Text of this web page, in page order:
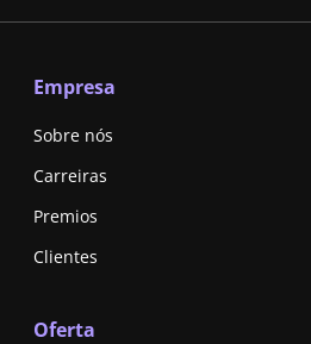
Empresa
Sobre nós
Carreiras
Premios
Clientes
Oferta